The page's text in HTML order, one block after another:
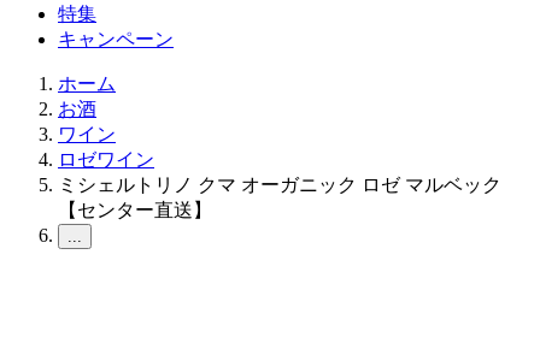
特集
キャンペーン
ホーム
お酒
ワイン
ロゼワイン
ミシェルトリノ クマ オーガニック ロゼ マルベック
【センター直送】
...